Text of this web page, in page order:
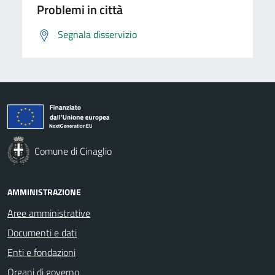
Problemi in città
Segnala disservizio
Comune di Cinaglio
AMMINISTRAZIONE
Aree amministrative
Documenti e dati
Enti e fondazioni
Organi di governo